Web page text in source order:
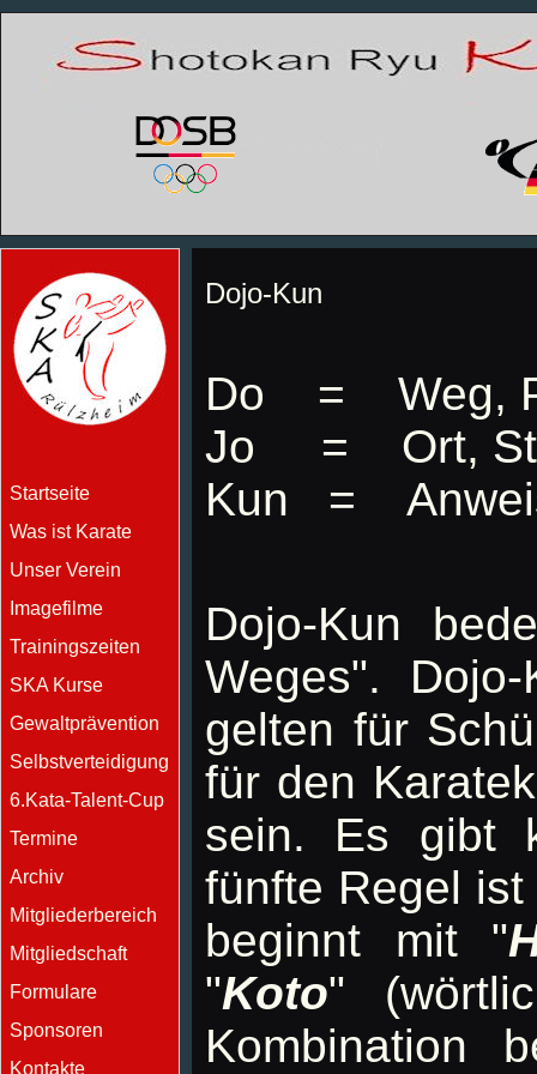
Startseite
Was ist Karate
Unser Verein
Imagefilme
Trainingszeiten
SKA Kurse
Gewaltprävention
Selbstverteidigung
6.Kata-Talent-Cup
Termine
Archiv
Mitgliederbereich
Mitgliedschaft
Formulare
Sponsoren
Kontakte
Dojo-Kun
Do = Weg,
Jo = Ort,
Kun =
Dojo-Kun
Weges".
gelten für
für den
sein. Es gibt
fünfte Regel
beginnt mit "
"Koto"
Kombination